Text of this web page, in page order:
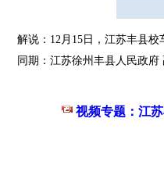
解说：12月15日，江苏丰县校车
同期：江苏徐州丰县人民政府
视频专题：江